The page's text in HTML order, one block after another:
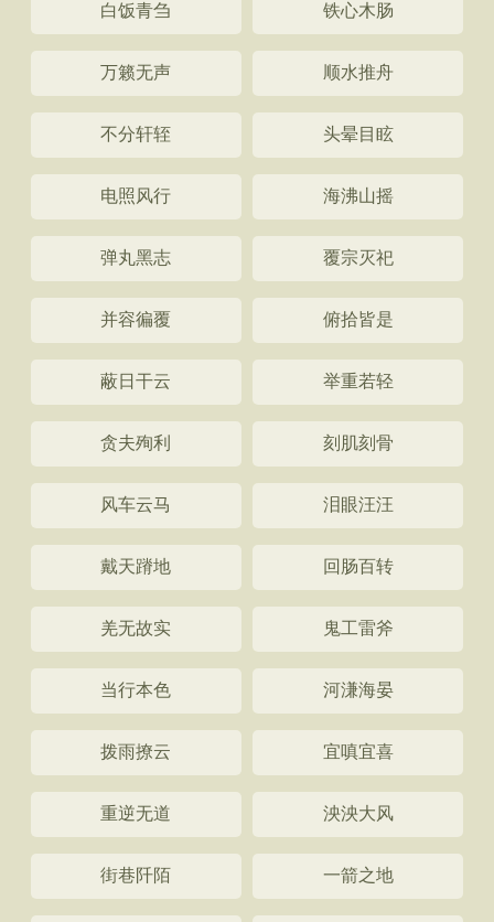
白饭青刍 铁心木肠
万籁无声 顺水推舟
不分轩轾 头晕目眩
电照风行 海沸山摇
弹丸黑志 覆宗灭祀
并容徧覆 俯拾皆是
蔽日干云 举重若轻
贪夫殉利 刻肌刻骨
风车云马 泪眼汪汪
戴天蹐地 回肠百转
羌无故实 鬼工雷斧
当行本色 河溓海晏
拨雨撩云 宜嗔宜喜
重逆无道 泱泱大风
街巷阡陌 一箭之地